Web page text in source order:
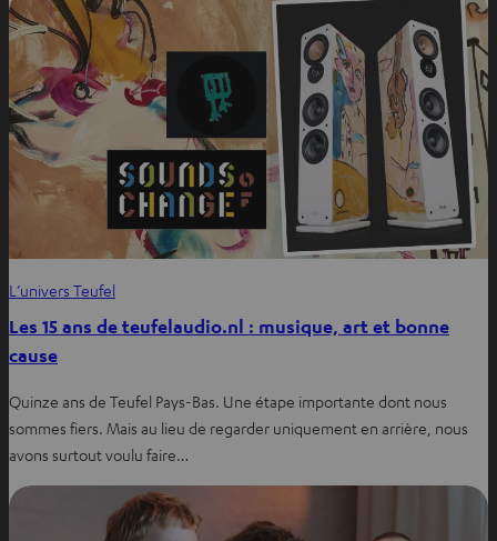
L’univers Teufel
Les 15 ans de teufelaudio.nl : musique, art et bonne
cause
Quinze ans de Teufel Pays-Bas. Une étape importante dont nous
sommes fiers. Mais au lieu de regarder uniquement en arrière, nous
avons surtout voulu faire…